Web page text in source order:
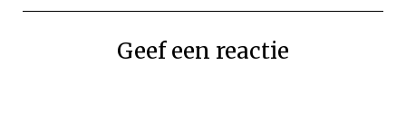
Geef een reactie